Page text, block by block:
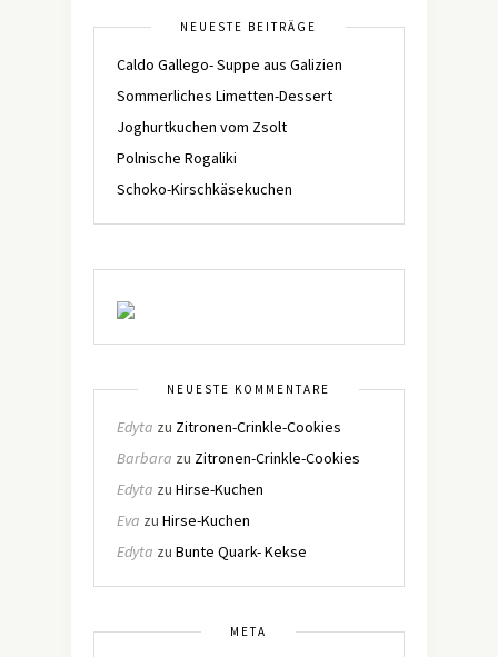
NEUESTE BEITRÄGE
Caldo Gallego- Suppe aus Galizien
Sommerliches Limetten-Dessert
Joghurtkuchen vom Zsolt
Polnische Rogaliki
Schoko-Kirschkäsekuchen
NEUESTE KOMMENTARE
Edyta zu Zitronen-Crinkle-Cookies
Barbara zu Zitronen-Crinkle-Cookies
Edyta zu Hirse-Kuchen
Eva zu Hirse-Kuchen
Edyta zu Bunte Quark- Kekse
META